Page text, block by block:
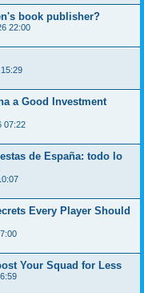
book publisher?
22:00
a Good Investment
07:22
de España: todo lo
Every Player Should
Your Squad for Less